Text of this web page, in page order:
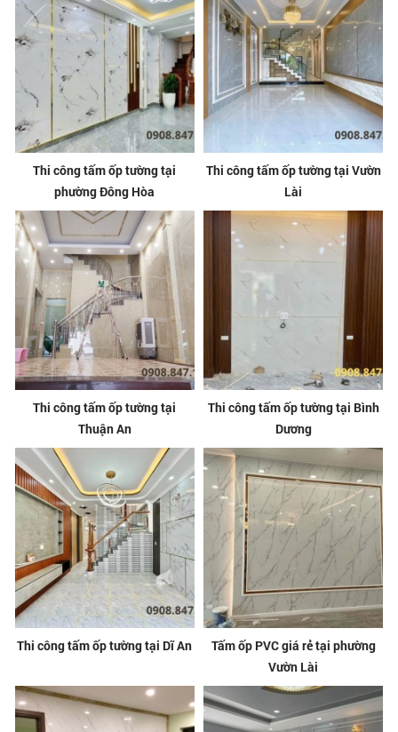
Thi công tấm ốp tường tại
phường Đông Hòa
Thi công tấm ốp tường tại Vườn
Lài
Thi công tấm ốp tường tại
Thuận An
Thi công tấm ốp tường tại Bình
Dương
Thi công tấm ốp tường tại Dĩ An
Tấm ốp PVC giá rẻ tại phường
Vườn Lài